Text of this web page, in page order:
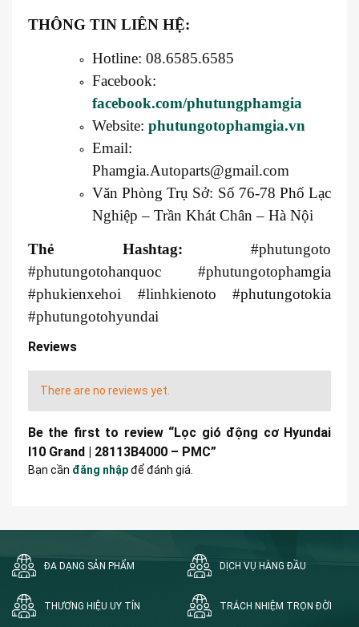
THÔNG TIN LIÊN HỆ:
Hotline: 08.6585.6585
Facebook:
facebook.com/phutungphamgia
Website: phutungotophamgia.vn
Email:
Phamgia.Autoparts@gmail.com
Văn Phòng Trụ Sở: Số 76-78 Phố Lạc
Nghiệp – Trần Khát Chân – Hà Nội
Thẻ Hashtag: #phutungoto
#phutungotohanquoc #phutungotophamgia
#phukienxehoi #linhkienoto #phutungotokia
#phutungotohyundai
Reviews
There are no reviews yet.
Be the first to review “Lọc gió động cơ Hyundai
I10 Grand | 28113B4000 – PMC”
Bạn cần đăng nhậpđể đánh giá.
ĐA DẠNG SẢN PHẨM DỊCH VỤ HÀNG ĐẦU
THƯƠNG HIỆU UY TÍN TRÁCH NHIỆM TRỌN ĐỜI